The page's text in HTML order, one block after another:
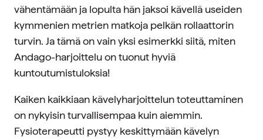
vähentämään ja lopulta hän jaksoi kävellä useiden
kymmenien metrien matkoja pelkän rollaattorin
turvin. Ja tämä on vain yksi esimerkki siitä, miten
Andago-harjoittelu on tuonut hyviä
kuntoutumistuloksia!
Kaiken kaikkiaan kävelyharjoittelun toteuttaminen
on nykyisin turvallisempaa kuin aiemmin.
Fysioterapeutti pystyy keskittymään kävelyn